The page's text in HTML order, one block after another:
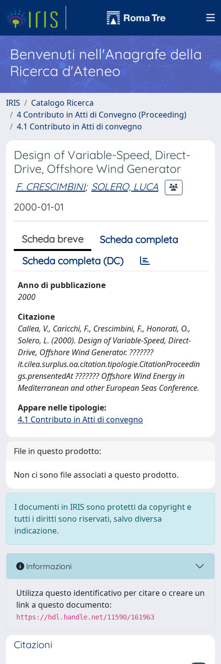
Benvenuti nell'Anagrafe della
Ricerca d'Ateneo
IRIS
Catalogo Ricerca
4 Contributo in Atti di Convegno (Proceeding)
4.1 Contributo in Atti di convegno
Design of Variable-Speed, Direct-
Drive, Offshore Wind Generator
F. CRESCIMBINI; SOLERO, LUCA
2000-01-01
Scheda breve
Scheda completa
Scheda completa (DC)
Anno di pubblicazione
2000
Citazione
Callea, V., Caricchi, F., Crescimbini, F., Honorati, O.,
Solero, L. (2000). Design of Variable-Speed, Direct-
Drive, Offshore Wind Generator. ???????
it.cilea.surplus.oa.citation.tipologie.CitationProceedin
gs.prensentedAt ??????? Offshore Wind Energy in
Mediterranean and other European Seas Conference.
Appare nelle tipologie:
4.1 Contributo in Atti di convegno
File in questo prodotto:
Non ci sono file associati a questo prodotto.
I documenti in IRIS sono protetti da copyright e
tutti i diritti sono riservati, salvo diversa
indicazione.
Informazioni
Utilizza questo identificativo per citare o creare un
link a questo documento:
https://hdl.handle.net/11590/161963
Citazioni